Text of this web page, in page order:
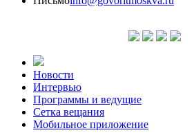
Новости
Интервью
Программы и ведущие
Сетка вещания
Мобильное приложение